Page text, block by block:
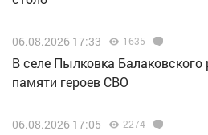
06.08.2026 17:33 1635
В селе Пылковка
памяти героев СВО
06.08.2026 17:05 2274